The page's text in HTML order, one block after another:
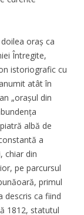
oraș ca
Întregite,
istoriografic cu
atât în
„orașul din
albă de
a
chiar din
pe parcursul
primul
descris ca fiind
1812, statutul